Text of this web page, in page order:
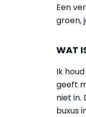
Een
groen,
WAT
Ik
geeft
niet in.
buxus